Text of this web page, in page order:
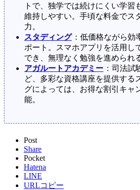
トで、独学では続けにくい学習
維持しやすい。手頃な料金でス
力。
スタディング ：低価格ながら効
ポート。スマホアプリを活用し
でき、無理なく勉強を進められ
アガルートアカデミー ：司法試
ど、多彩な資格講座を提供する
グによっては、お得な割引キャ
能。
Post
Share
Pocket
Hatena
LINE
URLコピー